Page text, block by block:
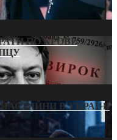
ПО КРОВІ:
ВІЙНИ В УКРАЇНІ